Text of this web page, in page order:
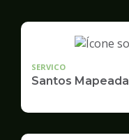
SERVICO
Santos Mapeada